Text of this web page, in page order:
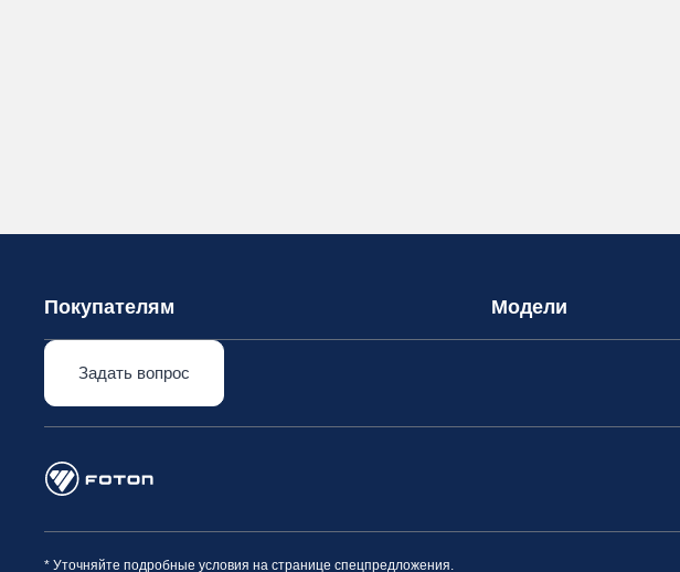
Покупателям Модели
Задать вопрос
* Уточняйте подробные условия на странице спецпредложения.